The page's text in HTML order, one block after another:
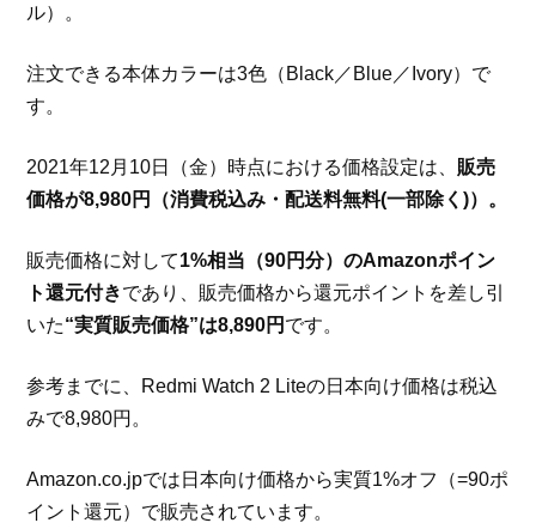
ル）。
注文できる本体カラーは3色（Black／Blue／Ivory）で
す。
2021年12月10日（金）時点における価格設定は、 販売
価格が8,980円（消費税込み・配送料無料(一部除く)）。
販売価格に対して1%相当（90円分）のAmazonポイン
ト還元付きであり、販売価格から還元ポイントを差し引
いた“実質販売価格”は8,890円 です。
参考までに、Redmi Watch 2 Liteの日本向け価格は税込
みで8,980円。
Amazon.co.jpでは日本向け価格から実質1%オフ（=90ポ
イント還元）で販売されています。